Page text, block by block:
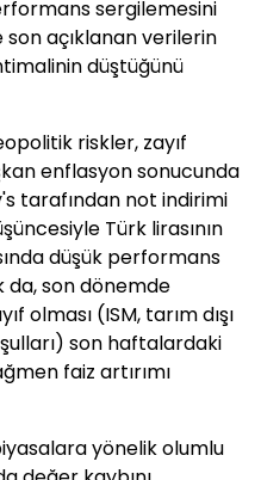
sergilemesini
açıklanan verilerin
düştüğünü
riskler, zayıf
enflasyon sonucunda
tarafından not indirimi
Türk lirasının
düşük performans
son dönemde
olması (ISM, tarım dışı
son haftalardaki
faiz artırımı
yönelik olumlu